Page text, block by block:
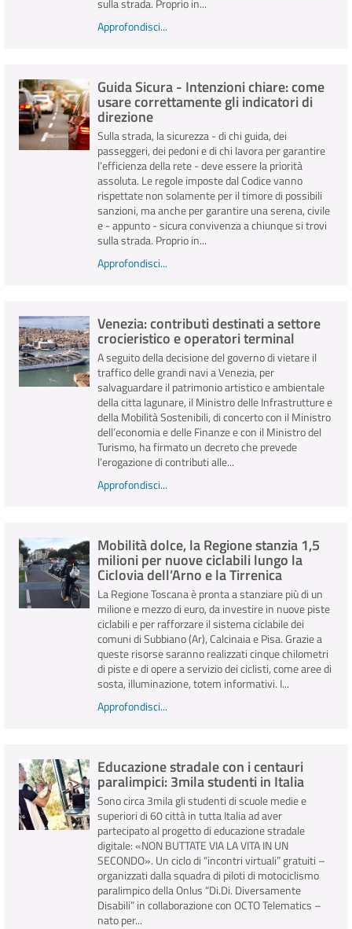
sulla strada. Proprio in...
Approfondisci...
Guida Sicura - Intenzioni chiare: come
usare correttamente gli indicatori di
direzione
Sulla strada, la sicurezza - di chi guida, dei
passeggeri, dei pedoni e di chi lavora per garantire
l’efficienza della rete - deve essere la priorità
assoluta. Le regole imposte dal Codice vanno
rispettate non solamente per il timore di possibili
sanzioni, ma anche per garantire una serena, civile
e - appunto - sicura convivenza a chiunque si trovi
sulla strada. Proprio in...
Approfondisci...
Venezia: contributi destinati a settore
crocieristico e operatori terminal
A seguito della decisione del governo di vietare il
traffico delle grandi navi a Venezia, per
salvaguardare il patrimonio artistico e ambientale
della citta lagunare, il Ministro delle Infrastrutture e
della Mobilità Sostenibili, di concerto con il Ministro
dell’economia e delle Finanze e con il Ministro del
Turismo, ha firmato un decreto che prevede
l’erogazione di contributi alle...
Approfondisci...
Mobilità dolce, la Regione stanzia 1,5
milioni per nuove ciclabili lungo la
Ciclovia dell’Arno e la Tirrenica
La Regione Toscana è pronta a stanziare più di un
milione e mezzo di euro, da investire in nuove piste
ciclabili e per rafforzare il sistema ciclabile dei
comuni di Subbiano (Ar), Calcinaia e Pisa. Grazie a
queste risorse saranno realizzati cinque chilometri
di piste e di opere a servizio dei ciclisti, come aree di
sosta, illuminazione, totem informativi. I...
Approfondisci...
Educazione stradale con i centauri
paralimpici: 3mila studenti in Italia
Sono circa 3mila gli studenti di scuole medie e
superiori di 60 città in tutta Italia ad aver
partecipato al progetto di educazione stradale
digitale: «NON BUTTATE VIA LA VITA IN UN
SECONDO». Un ciclo di “incontri virtuali” gratuiti –
organizzati dalla squadra di piloti di motociclismo
paralimpico della Onlus “Di.Di. Diversamente
Disabili” in collaborazione con OCTO Telematics –
nato per...